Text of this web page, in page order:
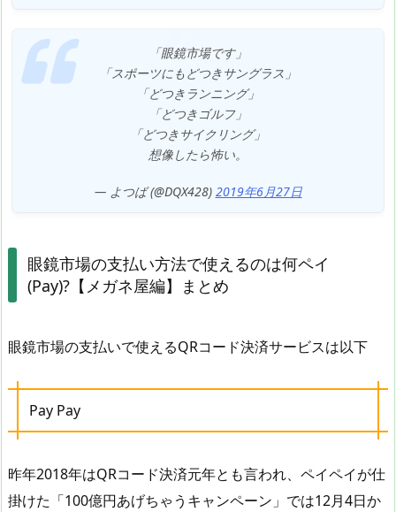
「眼鏡市場です」
「スポーツにもどつきサングラス」
「どつきランニング」
「どつきゴルフ」
「どつきサイクリング」
想像したら怖い。
— よつば (@DQX428) 2019年6月27日
眼鏡市場の支払い方法で使えるのは何ペイ
(Pay)?【メガネ屋編】まとめ
眼鏡市場の支払いで使えるQRコード決済サービスは以下
Pay Pay
昨年2018年はQRコード決済元年とも言われ、ペイペイが仕
掛けた「100億円あげちゃうキャンペーン」では12月4日か